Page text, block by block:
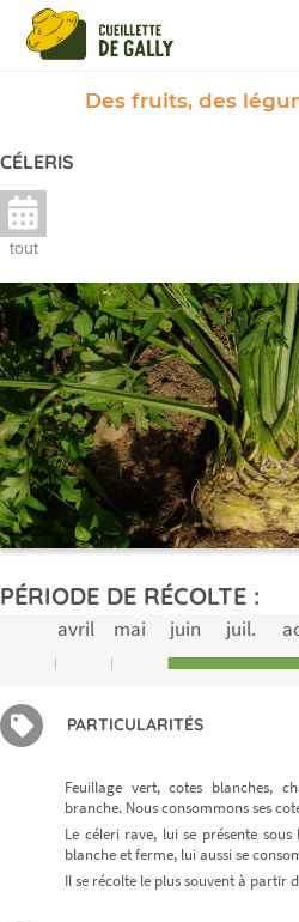
Des fruits, des
CÉLERIS
tout
PÉRIODE DE RÉCOLTE :
avril mai juin juil.
PARTICULARITÉS
Feuillage vert, cotes blanches,
branche. Nous consommons ses
Le céleri rave, lui se présente
blanche et ferme, lui aussi se
Il se récolte le plus souvent à partir
Panneau de gestion des cookies